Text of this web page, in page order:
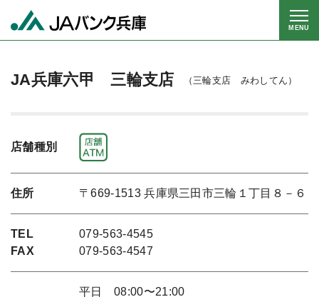
MENU
JA兵庫六甲 三輪支店 （三輪支店 みわしてん）
店舗種別
住所 〒669-1513 兵庫県三田市三輪１丁目８－６
TEL
FAX
079-563-4545
079-563-4547
平日 08:00〜21:00